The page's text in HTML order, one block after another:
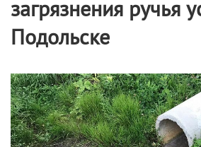
загрязнения ручья
Подольске